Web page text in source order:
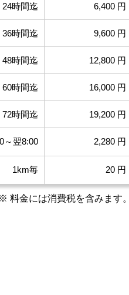
24時間迄 6,400 円
36時間迄 9,600 円
48時間迄 12,800 円
60時間迄 16,000 円
72時間迄 19,200 円
～翌8:00 2,280 円
1km毎 20 円
※ 料金には消費税を含みます。